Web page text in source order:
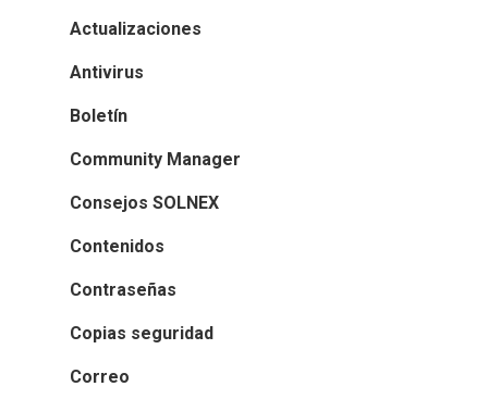
Actualizaciones
Antivirus
Boletín
Community Manager
Consejos SOLNEX
Contenidos
Contraseñas
Copias seguridad
Correo